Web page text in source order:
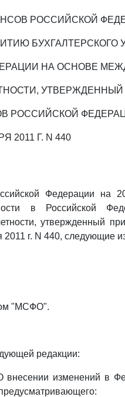
РОССИЙСКОЙ
БУХГАЛТЕРСКОГО
НА ОСНОВЕ
УТВЕРЖДЕННЫЙ
РОССИЙСКОЙ
2011 Г. N 440
Федерации на
в Российской
утвержденный
г. N 440, следующие
"МСФО".
редакции:
внесении изменений в